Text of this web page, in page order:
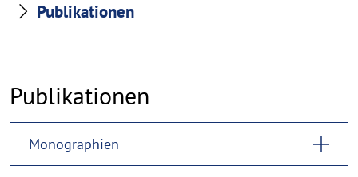
Publikationen
Publikationen
Publikationen
Monographien